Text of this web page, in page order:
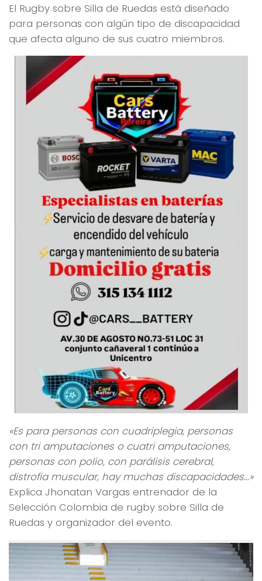
El Rugby sobre Silla de Ruedas está diseñado
para personas con algún tipo de discapacidad
que afecta alguno de sus cuatro miembros.
«Es para personas con cuadriplegia, personas
con tri amputaciones o cuatri amputaciones,
personas con polio, con parálisis cerebral,
distrofia muscular, hay muchas discapacidades…»
Explica Jhonatan Vargas entrenador de la
Selección Colombia de rugby sobre Silla de
Ruedas y organizador del evento.